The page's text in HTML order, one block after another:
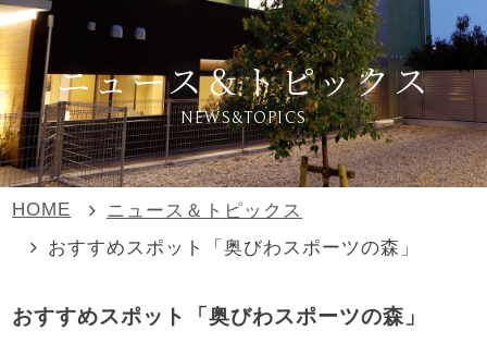
ニュース＆トピックス
NEWS&TOPICS
HOME
ニュース＆トピックス
おすすめスポット「奥びわスポーツの森」
おすすめスポット「奥びわスポーツの森」